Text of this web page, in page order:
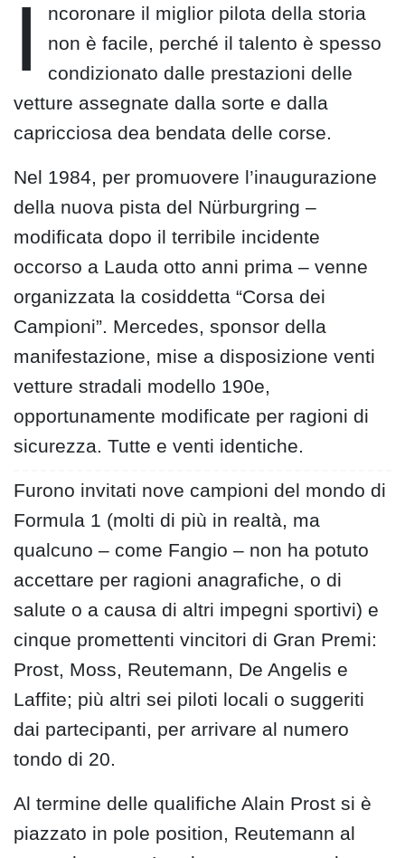
I
ncoronare il miglior pilota della storia
non è facile, perché il talento è spesso
condizionato dalle prestazioni delle
vetture assegnate dalla sorte e dalla
capricciosa dea bendata delle corse.
Nel 1984, per promuovere l’inaugurazione
della nuova pista del Nürburgring –
modificata dopo il terribile incidente
occorso a Lauda otto anni prima – venne
organizzata la cosiddetta “Corsa dei
Campioni”. Mercedes, sponsor della
manifestazione, mise a disposizione venti
vetture stradali modello 190e,
opportunamente modificate per ragioni di
sicurezza. Tutte e venti identiche.
Furono invitati nove campioni del mondo di
Formula 1 (molti di più in realtà, ma
qualcuno – come Fangio – non ha potuto
accettare per ragioni anagrafiche, o di
salute o a causa di altri impegni sportivi) e
cinque promettenti vincitori di Gran Premi:
Prost, Moss, Reutemann, De Angelis e
Laffite; più altri sei piloti locali o suggeriti
dai partecipanti, per arrivare al numero
tondo di 20.
Al termine delle qualifiche Alain Prost si è
piazzato in pole position, Reutemann al